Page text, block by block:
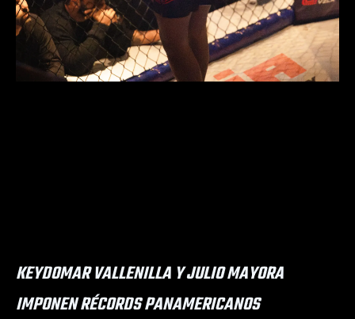
KEYDOMAR VALLENILLA Y JULIO MAYORA
IMPONEN RÉCORDS PANAMERICANOS